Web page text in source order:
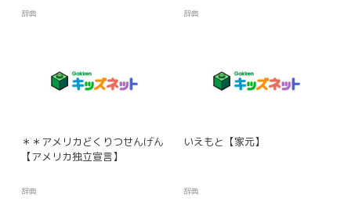
辞典 辞典
＊＊アメリカどくりつせんげん
【アメリカ独立宣言】
辞典
いえもと【家元】
辞典